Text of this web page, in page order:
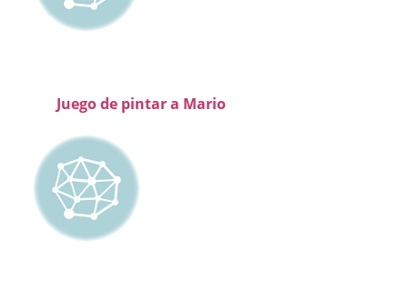
Juego de pintar a Mario